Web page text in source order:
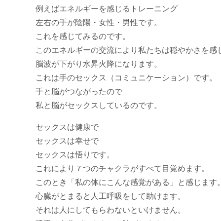
例えばエネルギーを感じるトレーニング
左右の手が陰陽・女性・男性です。
これを感じてみるのです。
このエネルギーの交流により私たちは穏やかさを感
脳波が下がり水昇火降になります。
これは手のセックス（コミュニケーション）です。
手と脳がつながったので
私と脳がセックスしているのです。
セックスは健康で
セックスは幸せで
セックスは悟りです。
これにより７つのチャクラがすべて目覚めます。
このとき「私の体にこんな感覚がある」と感じます。
心臓がとまると人工呼吸をして助けます。
それは人にしてもらわないといけません。